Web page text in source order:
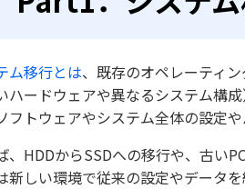
ム移行とは、既存のオペレーティ
ハードウェアや異なるシステム構
フトウェアやシステム全体の設定
、HDDからSSDへの移行や、古い
新しい環境で従来の設定やデータ